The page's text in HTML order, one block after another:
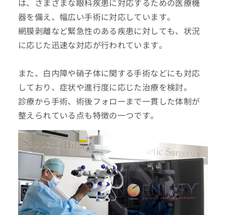
器を備え、幅広い手術に対応しています。
網膜剥離など緊急性のある疾患に対しても、状況
に応じた迅速な対応が行われています。
また、白内障や硝子体に関する手術などにも対応
しており、症状や進行度に応じた治療を検討。
診療から手術、術後フォローまで一貫した体制が
整えられている点も特徴の一つです。